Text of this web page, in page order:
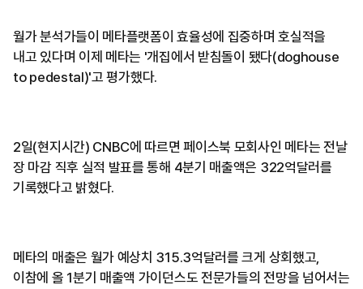
월가 분석가들이 메타플랫폼이 효율성에 집중하며 호실적을
내고 있다며 이제 메타는 '개집에서 받침돌이 됐다(doghouse
to pedestal)'고 평가했다.
2일(현지시간) CNBC에 따르면 페이스북 모회사인 메타는 전날
장 마감 직후 실적 발표를 통해 4분기 매출액은 322억달러를
기록했다고 밝혔다.
메타의 매출은 월가 예상치 315.3억달러를 크게 상회했고,
이참에 올 1분기 매출액 가이던스도 전문가들의 전망을 넘어서는